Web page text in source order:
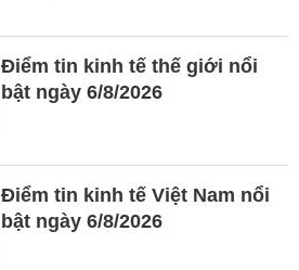
Điểm tin kinh tế thế giới nổi
bật ngày 6/8/2026
Điểm tin kinh tế Việt Nam nổi
bật ngày 6/8/2026